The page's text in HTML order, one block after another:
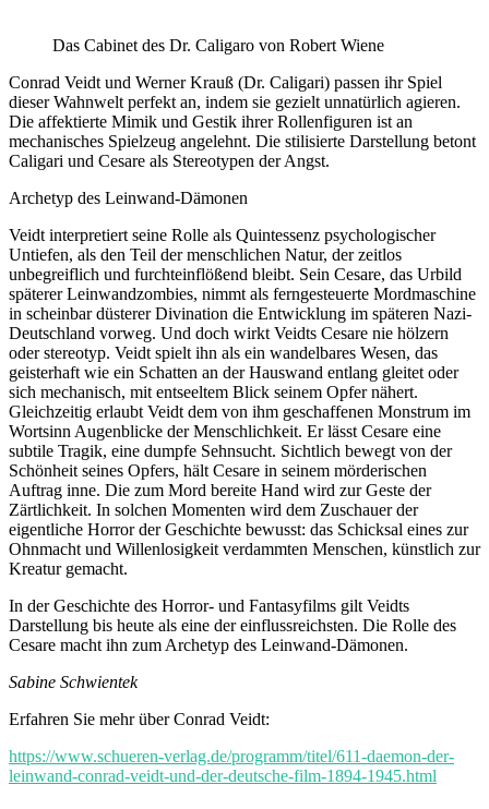
Das Cabinet des Dr. Caligaro von Robert Wiene
Conrad Veidt und Werner Krauß (Dr. Caligari) passen ihr Spiel
dieser Wahnwelt perfekt an, indem sie gezielt unnatürlich agieren.
Die affektierte Mimik und Gestik ihrer Rollenfiguren ist an
mechanisches Spielzeug angelehnt. Die stilisierte Darstellung betont
Caligari und Cesare als Stereotypen der Angst.
Archetyp des Leinwand-Dämonen
Veidt interpretiert seine Rolle als Quintessenz psychologischer
Untiefen, als den Teil der menschlichen Natur, der zeitlos
unbegreiflich und furchteinflößend bleibt. Sein Cesare, das Urbild
späterer Leinwandzombies, nimmt als ferngesteuerte Mordmaschine
in scheinbar düsterer Divination die Entwicklung im späteren Nazi-
Deutschland vorweg. Und doch wirkt Veidts Cesare nie hölzern
oder stereotyp. Veidt spielt ihn als ein wandelbares Wesen, das
geisterhaft wie ein Schatten an der Hauswand entlang gleitet oder
sich mechanisch, mit entseeltem Blick seinem Opfer nähert.
Gleichzeitig erlaubt Veidt dem von ihm geschaffenen Monstrum im
Wortsinn Augenblicke der Menschlichkeit. Er lässt Cesare eine
subtile Tragik, eine dumpfe Sehnsucht. Sichtlich bewegt von der
Schönheit seines Opfers, hält Cesare in seinem mörderischen
Auftrag inne. Die zum Mord bereite Hand wird zur Geste der
Zärtlichkeit. In solchen Momenten wird dem Zuschauer der
eigentliche Horror der Geschichte bewusst: das Schicksal eines zur
Ohnmacht und Willenlosigkeit verdammten Menschen, künstlich zur
Kreatur gemacht.
In der Geschichte des Horror- und Fantasyfilms gilt Veidts
Darstellung bis heute als eine der einflussreichsten. Die Rolle des
Cesare macht ihn zum Archetyp des Leinwand-Dämonen.
Sabine Schwientek
Erfahren Sie mehr über Conrad Veidt:
https://www.schueren-verlag.de/programm/titel/611-daemon-der-
leinwand-conrad-veidt-und-der-deutsche-film-1894-1945.html